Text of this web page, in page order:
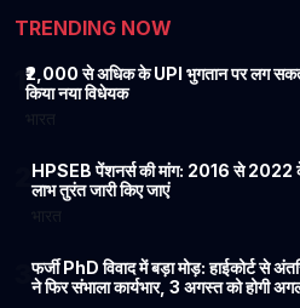
TRENDING NOW
₹2,000 से अधिक के UPI भुगतान पर लग
किया नया विधेयक
HPSEB पेंशनर्स की मांग: 2016 से 2022 के
लाभ तुरंत जारी किए जाएं
3फर्जी PhD विवाद में बड़ा मोड़: हाईकोर्ट से
ने फिर संभाला कार्यभार, 3 अगस्त को होगी